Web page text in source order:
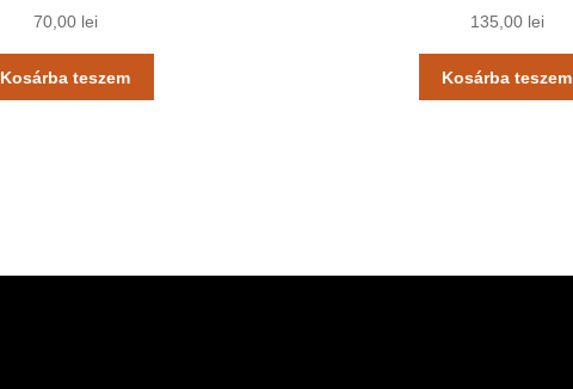
70,00 lei
Kosárba teszem
135,00 lei
Kosárba teszem